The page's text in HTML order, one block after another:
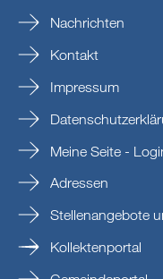
Nachrichten
Kontakt
Impressum
Meine Seite -
Adressen
Stellenangebote
Kollektenportal